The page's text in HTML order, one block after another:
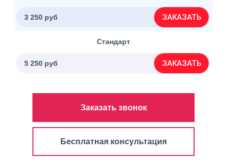
3 250 руб ЗАКАЗАТЬ
Стандарт
5 250 руб ЗАКАЗАТЬ
Заказать звонок
Бесплатная консультация